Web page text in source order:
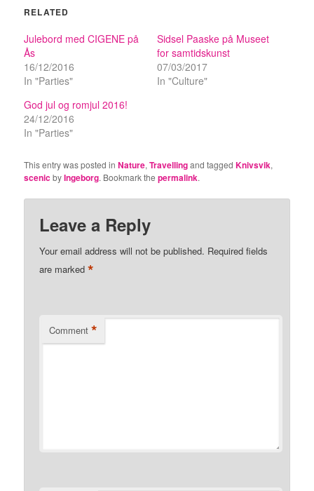
RELATED
Julebord med CIGENE på
Ås
16/12/2016
In "Parties"
Sidsel Paaske på Museet
for samtidskunst
07/03/2017
In "Culture"
God jul og romjul 2016!
24/12/2016
In "Parties"
This entry was posted inNature,Travellingand taggedKnivsvik,
scenicbyIngeborg. Bookmark thepermalink.
Leave a Reply
Your email address will not be published. Required fields
are marked*
Comment *